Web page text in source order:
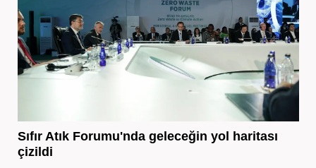
Sıfır Atık Forumu'nda geleceğin yol haritası
çizildi